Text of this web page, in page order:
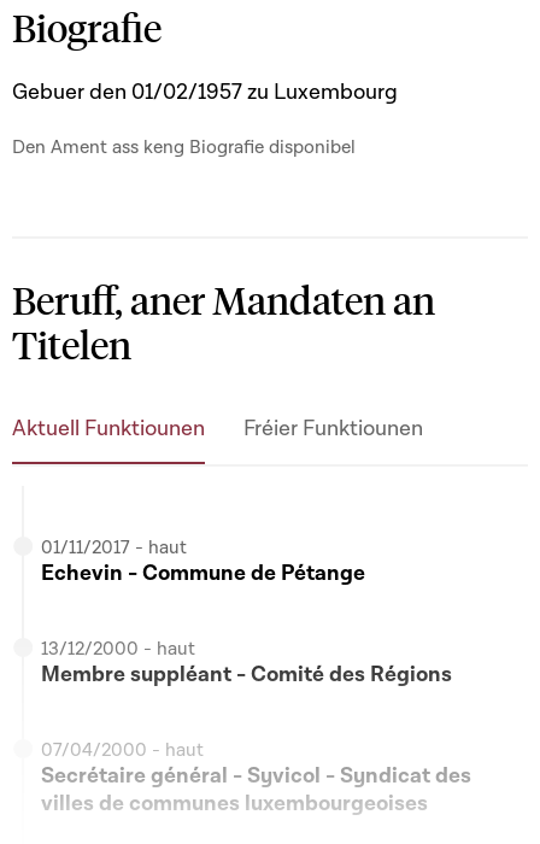
Biografie
Gebuer den 01/02/1957 zu Luxembourg
Den Ament ass keng Biografie disponibel
Beruff, aner Mandaten an
Titelen
Aktuell Funktiounen Fréier Funktiounen
01/11/2017 - haut
Echevin - Commune de Pétange
13/12/2000 - haut
Membre suppléant - Comité des Régions
07/04/2000 - haut
Secrétaire général - Syvicol - Syndicat des
villes de communes luxembourgeoises